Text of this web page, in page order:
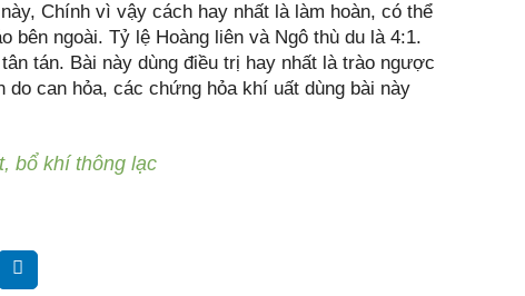
Chính vì vậy cách hay nhất là làm hoàn, có thể
bên ngoài. Tỷ lệ Hoàng liên và Ngô thù du là 4:1.
tán. Bài này dùng điều trị hay nhất là trào ngược
can hỏa, các chứng hỏa khí uất dùng bài này
bổ khí thông lạc